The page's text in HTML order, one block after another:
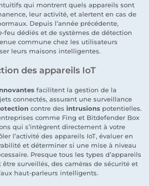
qui montrent quels appareils sont
leur activité, et alertent en cas de
Depuis l’année précédente,
feu dédiés et de systèmes de détection
commune chez les utilisateurs
leurs maisons intelligentes.
des appareils IoT
facilitent la gestion de la
connectés, assurant une surveillance
contre des intrusions potentielles.
comme Fing et Bitdefender Box
qui s’intègrent directement à votre
l’activité des appareils IoT, évaluer en
et déterminer si une mise à niveau
Presque tous les types d’appareils
surveillés, des caméras de sécurité et
haut-parleurs intelligents.